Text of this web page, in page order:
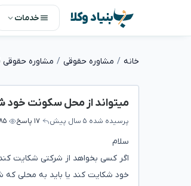
بنیاد وکلا خدمات
خانه مشاوره حقوقی مشاوره حقوقی
میتواند از محل سکونت خود
پرسیده شده ۵ سال پیش ۱۷ پاسخ
سلام
اگر کسی بخواهد از شرکتی
خود شکایت کند یا باید به محلی